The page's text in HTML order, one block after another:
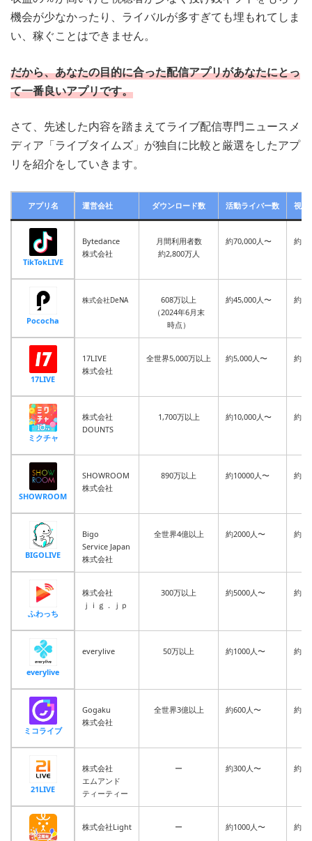
機会が少なかったり、ライバルが多すぎても埋もれてしま
い、稼ぐことはできません。
だから、あなたの目的に合った配信アプリがあなたにとっ
て一番良いアプリです。
さて、先述した内容を踏まえてライブ配信専門ニュースメ
ディア「ライブタイムズ」が独自に比較と厳選をしたアプ
リを紹介をしていきます。
アプリ名 運営会社 ダウンロード数 活動ライバー数 視聴
TikTokLIVE
Bytedance
株式会社
月間利用者数
約2,800万人
約70,000人〜 約20
Pococha
株式会社DeNA
608万以上
（2024年6月末
時点）
約45,000人〜 約10
17LIVE
17LIVE
株式会社
全世界5,000万以上 約5,000人〜 約5
ミクチャ
株式会社
DOUNTS
1,700万以上 約10,000人〜 約10
SHOWROOM
SHOWROOM
株式会社
890万以上 約10000人〜 約10
BIGOLIVE
Bigo
Service Japan
株式会社
全世界4億以上 約2000人〜 約10
ふわっち
株式会社
ｊｉｇ．ｊｐ
300万以上 約5000人〜 約10
everylive
everylive 50万以上 約1000人〜 約5
ミコライブ
Gogaku
株式会社
全世界3億以上 約600人〜 約5
21LIVE
株式会社
エムアンド
ティーティー
ー 約300人〜 約3
株式会社Light ー 約1000人〜 約3